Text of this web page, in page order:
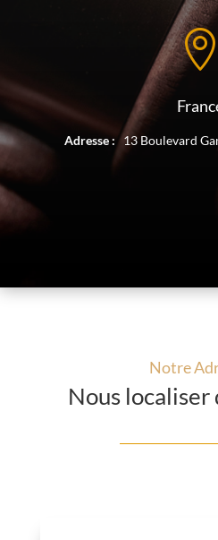

Adresse :13 Boulevard
Notre
Nous localiser